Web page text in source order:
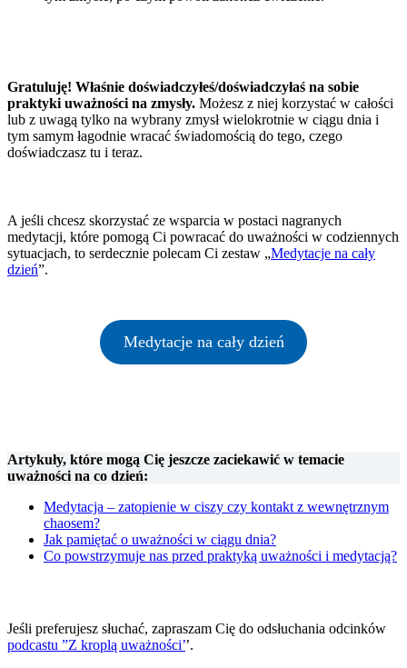
Gratuluję! Właśnie doświadczyłeś/doświadczyłaś na sobie
praktyki uważności na zmysły. Możesz z niej korzystać w całości
lub z uwagą tylko na wybrany zmysł wielokrotnie w ciągu dnia i
tym samym łagodnie wracać świadomością do tego, czego
doświadczasz tu i teraz.
A jeśli chcesz skorzystać ze wsparcia w postaci nagranych
medytacji, które pomogą Ci powracać do uważności w codziennych
sytuacjach, to serdecznie polecam Ci zestaw „Medytacje na cały
dzień”.
Medytacje na cały dzień
Artykuły, które mogą Cię jeszcze zaciekawić w temacie
uważności na co dzień:
Medytacja – zatopienie w ciszy czy kontakt z wewnętrznym
chaosem?
Jak pamiętać o uważności w ciągu dnia?
Co powstrzymuje nas przed praktyką uważności i medytacją?
Jeśli preferujesz słuchać, zapraszam Cię do odsłuchania odcinków
podcastu ”Z kroplą uważności’’.